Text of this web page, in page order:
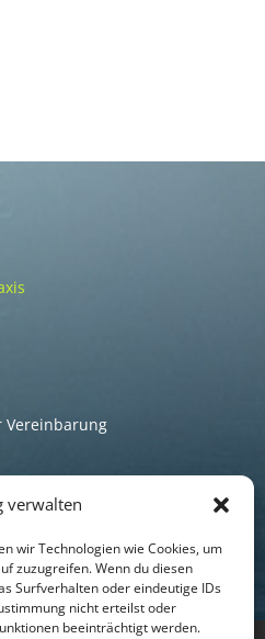
verwalten
wir Technologien wie Cookies, um
zuzugreifen. Wenn du diesen
Surfverhalten oder eindeutige IDs
nicht erteilst oder
beeinträchtigt werden.
Vereinbarung